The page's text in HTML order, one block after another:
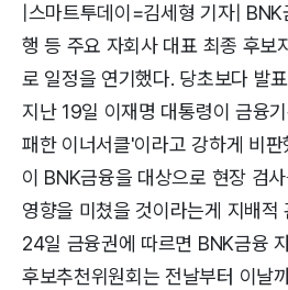
|스마트투데이=김세형 기자|
행 등 주요 자회사 대표 최종 후보
로 일정을 연기했다. 당초보다 발
지난 19일 이재명 대통령이 금융
패한 이너서클'이라고 강하게 비
이 BNK금융을 대상으로 현장 검
영향을 미쳤을 것이라는게 지배적
24일 금융권에 따르면 BNK금융
후보추천위원회는 전날부터 이날